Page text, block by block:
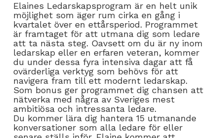
Elaines Ledarskapsprogram är en helt unik
möjlighet som äger rum cirka en gång i
kvartalet över en ettårsperiod. Programmet
är framtaget för att utmana dig som ledare
att ta nästa steg. Oavsett om du är ny inom
ledarskap eller en erfaren veteran, kommer
du under dessa fyra intensiva dagar att få
ovärderliga verktyg som behövs för att
navigera fram till ett modernt ledarskap.
Som bonus ger programmet dig chansen att
nätverka med några av Sveriges mest
ambitiösa och intressanta ledare.
Du kommer lära dig hantera 15 utmanande
konversationer som alla ledare för eller